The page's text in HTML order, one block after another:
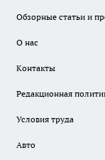
Обзорные статьи и
О нас
Контакты
Редакционная
Условия труда
Авто